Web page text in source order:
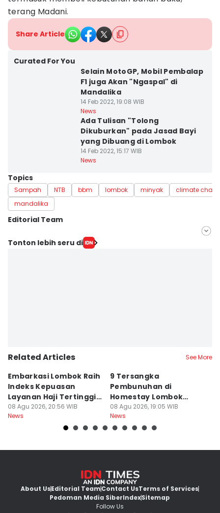
terang Madani.
Share Article
Curated For You
Selain MotoGP, Mobil Pembalap
F1 juga Akan "Ngaspal" di
Mandalika
14 Feb 2022, 19:08 WIB
News
Ada Tulisan "Tolong
Dikuburkan" pada Jasad Bayi
yang Dibuang di Lombok
14 Feb 2022, 15:17 WIB
News
Topics
Sampah NTB bbm lombok minyak
climate
mandalika
Editorial Team
Editor
Tonton lebih seru di
Related Articles See More
Embarkasi Lombok Raih
Indeks Kepuasan
Layanan Haji Tertinggi
Nasional
08 Agu 2026, 20:56 WIB
News
9 Tersangka
Pembunuhan di
Homestay Lombok
Barat Dilimpahkan ke
Jaksa
08 Agu 2026, 19:05 WIB
News
About UsEditorial TeamContact UsTerms of Services
Pedoman Media SiberIndexSitemap
Follow Us